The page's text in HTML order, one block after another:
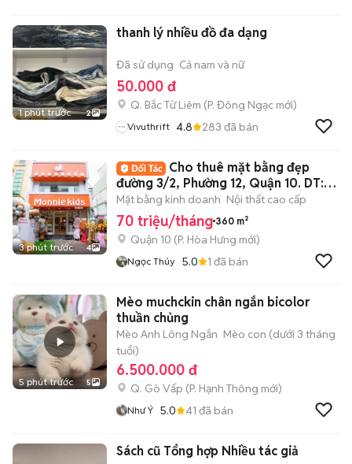
1 phút trước 2
thanh lý nhiều đồ đa dạng
Đã sử dụng Cả nam và nữ
50.000 đ
Q. Bắc Từ Liêm (P. Đông Ngạc mới)
Vivuthrift 4.8 283 đã bán
3 phút trước 4
Cho thuê mặt bằng đẹp
đường 3/2, Phường 12, Quận 10. DT:
6x30m
Mặt bằng kinh doanh Nội thất cao cấp
70 triệu/tháng 360 m²
Quận 10 (P. Hòa Hưng mới)
Ngọc Thúy 5.0 1 đã bán
5 phút trước 5
Mèo muchckin chân ngắn bicolor
thuần chủng
Mèo Anh Lông Ngắn Mèo con (dưới 3 tháng
tuổi)
6.500.000 đ
Q. Gò Vấp (P. Hạnh Thông mới)
Như Ý 5.0 41 đã bán
Sách cũ Tổng hợp Nhiều tác giả